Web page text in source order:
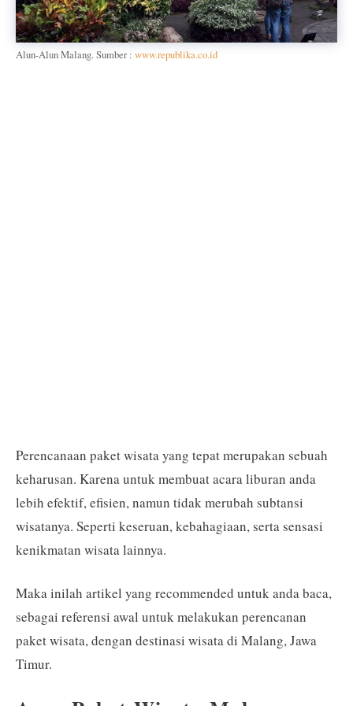
Alun-Alun Malang. Sumber : www.republika.co.id
Perencanaan paket wisata yang tepat merupakan sebuah
keharusan. Karena untuk membuat acara liburan anda
lebih efektif, efisien, namun tidak merubah subtansi
wisatanya. Seperti keseruan, kebahagiaan, serta sensasi
kenikmatan wisata lainnya.
Maka inilah artikel yang recommended untuk anda baca,
sebagai referensi awal untuk melakukan perencanan
paket wisata, dengan destinasi wisata di Malang, Jawa
Timur.